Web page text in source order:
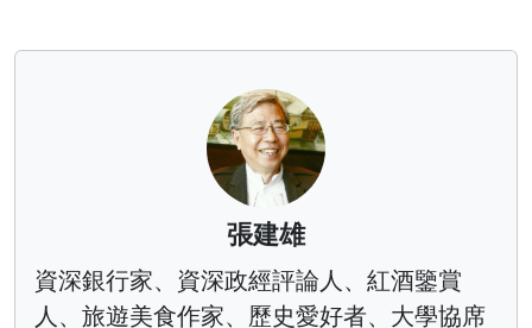
張建雄
資深銀行家、資深政經評論人、紅酒鑒賞
人、旅遊美食作家、歷史愛好者、大學協席